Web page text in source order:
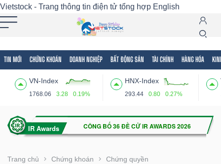
Vietstock - Trang thông tin điện tử tổng hợp English
TIN MỚI CHỨNG KHOÁN DOANH NGHIỆP BẤT ĐỘNG SẢN TÀI CHÍNH HÀNG HÓA
VN-Index
1768.06 3.28 0.19%
HNX-Index
293.44 0.80 0.27%
Trang chủ Chứng khoán Chứng quyền
Tất cả Tính năng Ngành Mã chứng khoán
Tính
(-)
VIETSTOCK